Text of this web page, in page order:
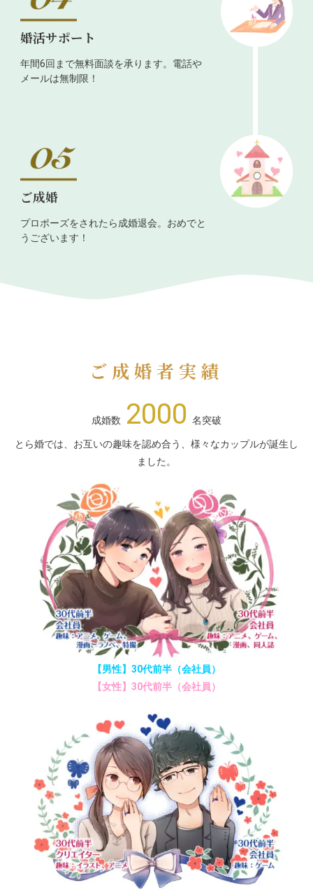
婚活サポート
年間6回まで無料面談を承ります。電話や
メールは無制限！
ご成婚
プロポーズをされたら成婚退会。おめでと
うございます！
ご成婚者実績
成婚数 2000 名突破
とら婚では、お互いの趣味を認め合う、様々なカップルが誕生し
ました。
【男性】30代前半（会社員）
【女性】30代前半（会社員）